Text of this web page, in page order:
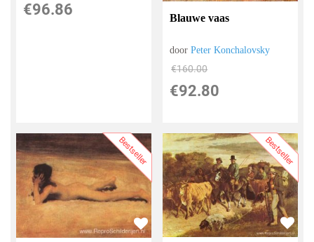
€96.86 Blauwe vaas
doorPeter Konchalovsky
€160.00
€92.80
Bestseller Bestseller